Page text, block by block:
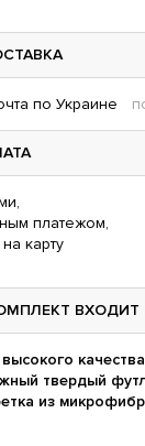
по Украине
платежом,
карту
ВХОДИТ
качества
твердый
из